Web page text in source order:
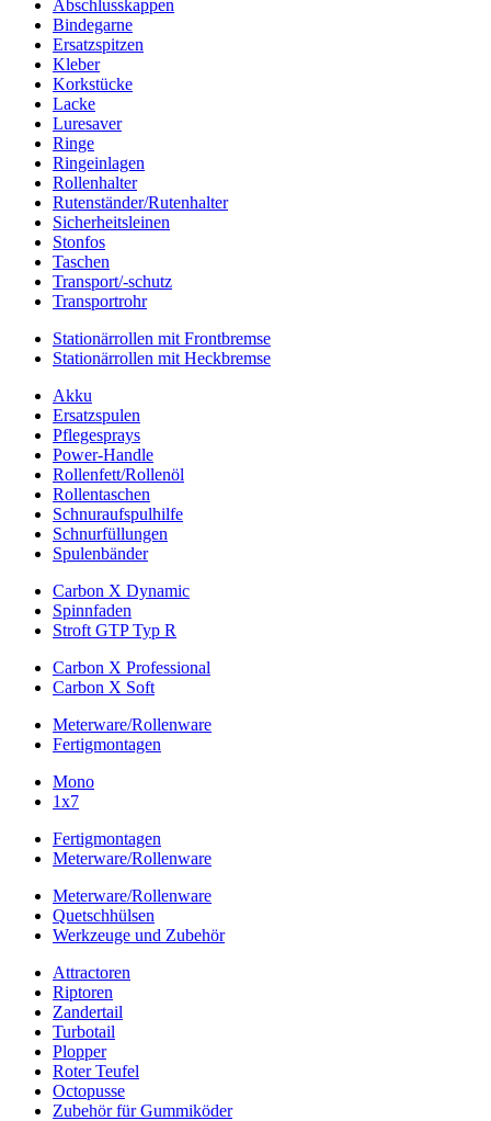
Abschlusskappen
Bindegarne
Ersatzspitzen
Kleber
Korkstücke
Lacke
Luresaver
Ringe
Ringeinlagen
Rollenhalter
Rutenständer/Rutenhalter
Sicherheitsleinen
Stonfos
Taschen
Transport/-schutz
Transportrohr
Stationärrollen mit Frontbremse
Stationärrollen mit Heckbremse
Akku
Ersatzspulen
Pflegesprays
Power-Handle
Rollenfett/Rollenöl
Rollentaschen
Schnuraufspulhilfe
Schnurfüllungen
Spulenbänder
Carbon X Dynamic
Spinnfaden
Stroft GTP Typ R
Carbon X Professional
Carbon X Soft
Meterware/Rollenware
Fertigmontagen
Mono
1x7
Fertigmontagen
Meterware/Rollenware
Meterware/Rollenware
Quetschhülsen
Werkzeuge und Zubehör
Attractoren
Riptoren
Zandertail
Turbotail
Plopper
Roter Teufel
Octopusse
Zubehör für Gummiköder